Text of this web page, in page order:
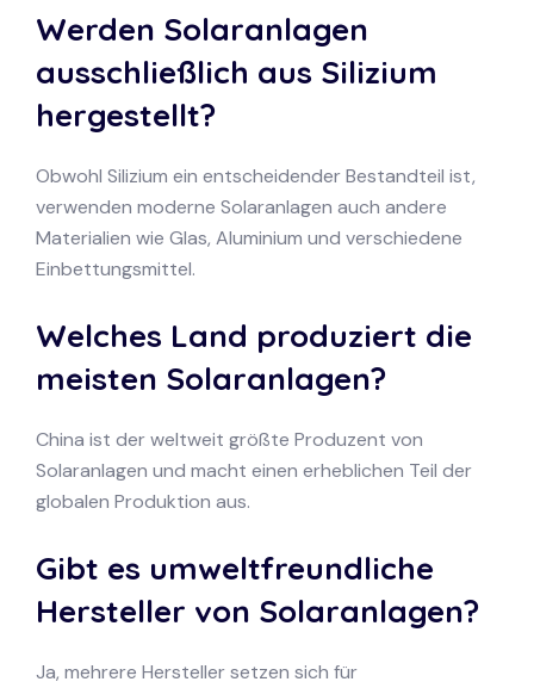
Werden Solaranlagen
ausschließlich aus Silizium
hergestellt?
Obwohl Silizium ein entscheidender Bestandteil ist,
verwenden moderne Solaranlagen auch andere
Materialien wie Glas, Aluminium und verschiedene
Einbettungsmittel.
Welches Land produziert die
meisten Solaranlagen?
China ist der weltweit größte Produzent von
Solaranlagen und macht einen erheblichen Teil der
globalen Produktion aus.
Gibt es umweltfreundliche
Hersteller von Solaranlagen?
Ja, mehrere Hersteller setzen sich für